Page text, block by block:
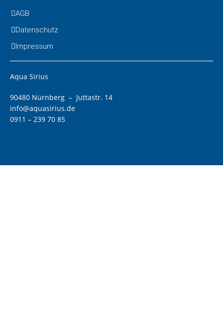
AGB
Datenschutz
Impressum
Aqua Sirius
90480 Nürnberg – Juttastr. 14
info@aquasirius.de
0911 – 239 70 85